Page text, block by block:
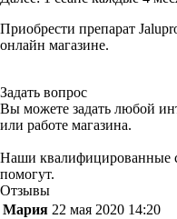
Приобрести препарат
онлайн магазине.
Задать вопрос
Вы можете задать любой
или работе магазина.
Наши квалифицированные
помогут.
Отзывы
Мария 22 мая 2020 14:20